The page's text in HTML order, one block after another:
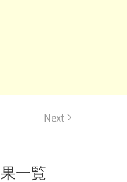
Next
一覧